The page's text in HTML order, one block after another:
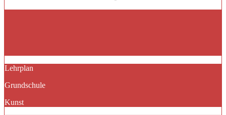
Lehrplan
Grundschule
Kunst